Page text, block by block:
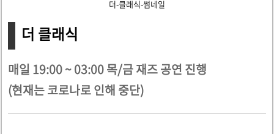
더-클래식-썸네일
더 클래식
매일 19:00 ~ 03:00목/금 재즈 공연 진행
(현재는 코로나로 인해 중단)